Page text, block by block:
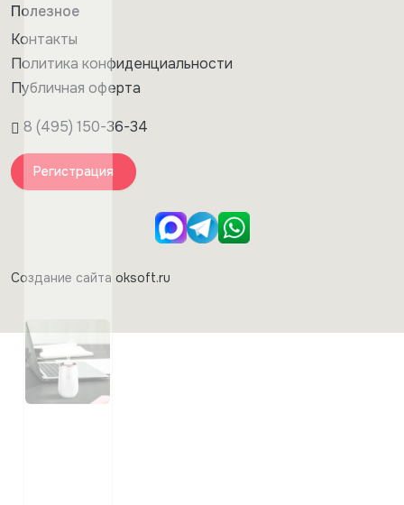
Полезное
Контакты
Политика конфиденциальности
Публичная оферта
8 (495) 150-36-34
Регистрация
Создание сайта oksoft.ru